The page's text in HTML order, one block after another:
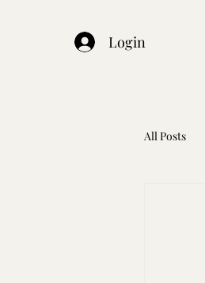
Login
All Posts